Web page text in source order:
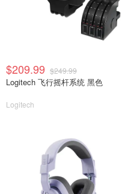
$209.99 $249.99
Logitech 飞行摇杆系统 黑色
Logitech